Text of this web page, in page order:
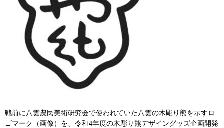
戦前に八雲農民美術研究会で使われていた八雲の木彫り熊を示すロ
ゴマーク（画像）を、令和4年度の木彫り熊デザイングッズ企画開発